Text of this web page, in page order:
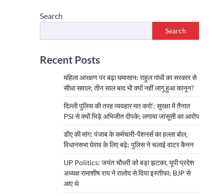
Search
Search
Recent Posts
महिला आरक्षण पर बढ़ा घमासान: राहुल गांधी का सरकार से
सीधा सवाल; तीन साल बाद भी क्यों नहीं लागू हुआ कानून?
दिल्ली पुलिस की तरह व्यवहार मत करो’: सुरक्षा में तैनात
PSI से क्यों भिड़े अभिजीत दीपके; लगाया जासूसी का आरोप
डीए की मांग: पंजाब के कर्मचारी-पेंशनर्स का हल्ला बोल,
विधानसभा घेराव के लिए बढ़े; पुलिस ने चलाई वाटर कैनन
UP Politics: जयंत चौधरी को बड़ा झटका, यूपी प्रदेश
अध्यक्ष रामाशीष राय ने रालोद से दिया इस्तीफा; BJP से
आए थे